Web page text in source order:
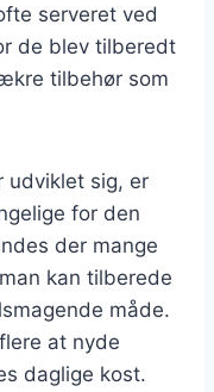
serveret ved
de blev tilberedt
tilbehør som
udviklet sig, er
for den
der mange
kan tilberede
måde.
at nyde
daglige kost.